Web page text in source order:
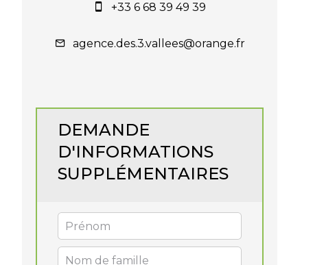
+33 6 68 39 49 39
agence.des.3.vallees@orange.fr
DEMANDE
D'INFORMATIONS
SUPPLÉMENTAIRES